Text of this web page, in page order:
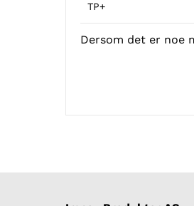
TP+
Dersom det er noe